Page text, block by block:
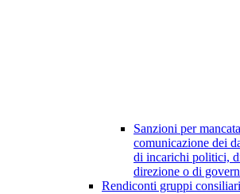
Sanzioni per
comunicazione dei
di incarichi politici,
direzione o di
Rendiconti gruppi